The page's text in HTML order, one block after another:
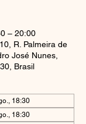
– 20:00
R. Palmeira de
José Nunes,
Brasil
18:30
18:30